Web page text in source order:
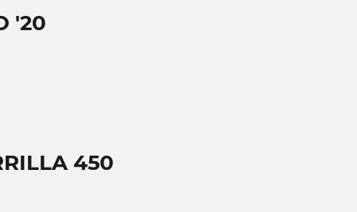
'20
450